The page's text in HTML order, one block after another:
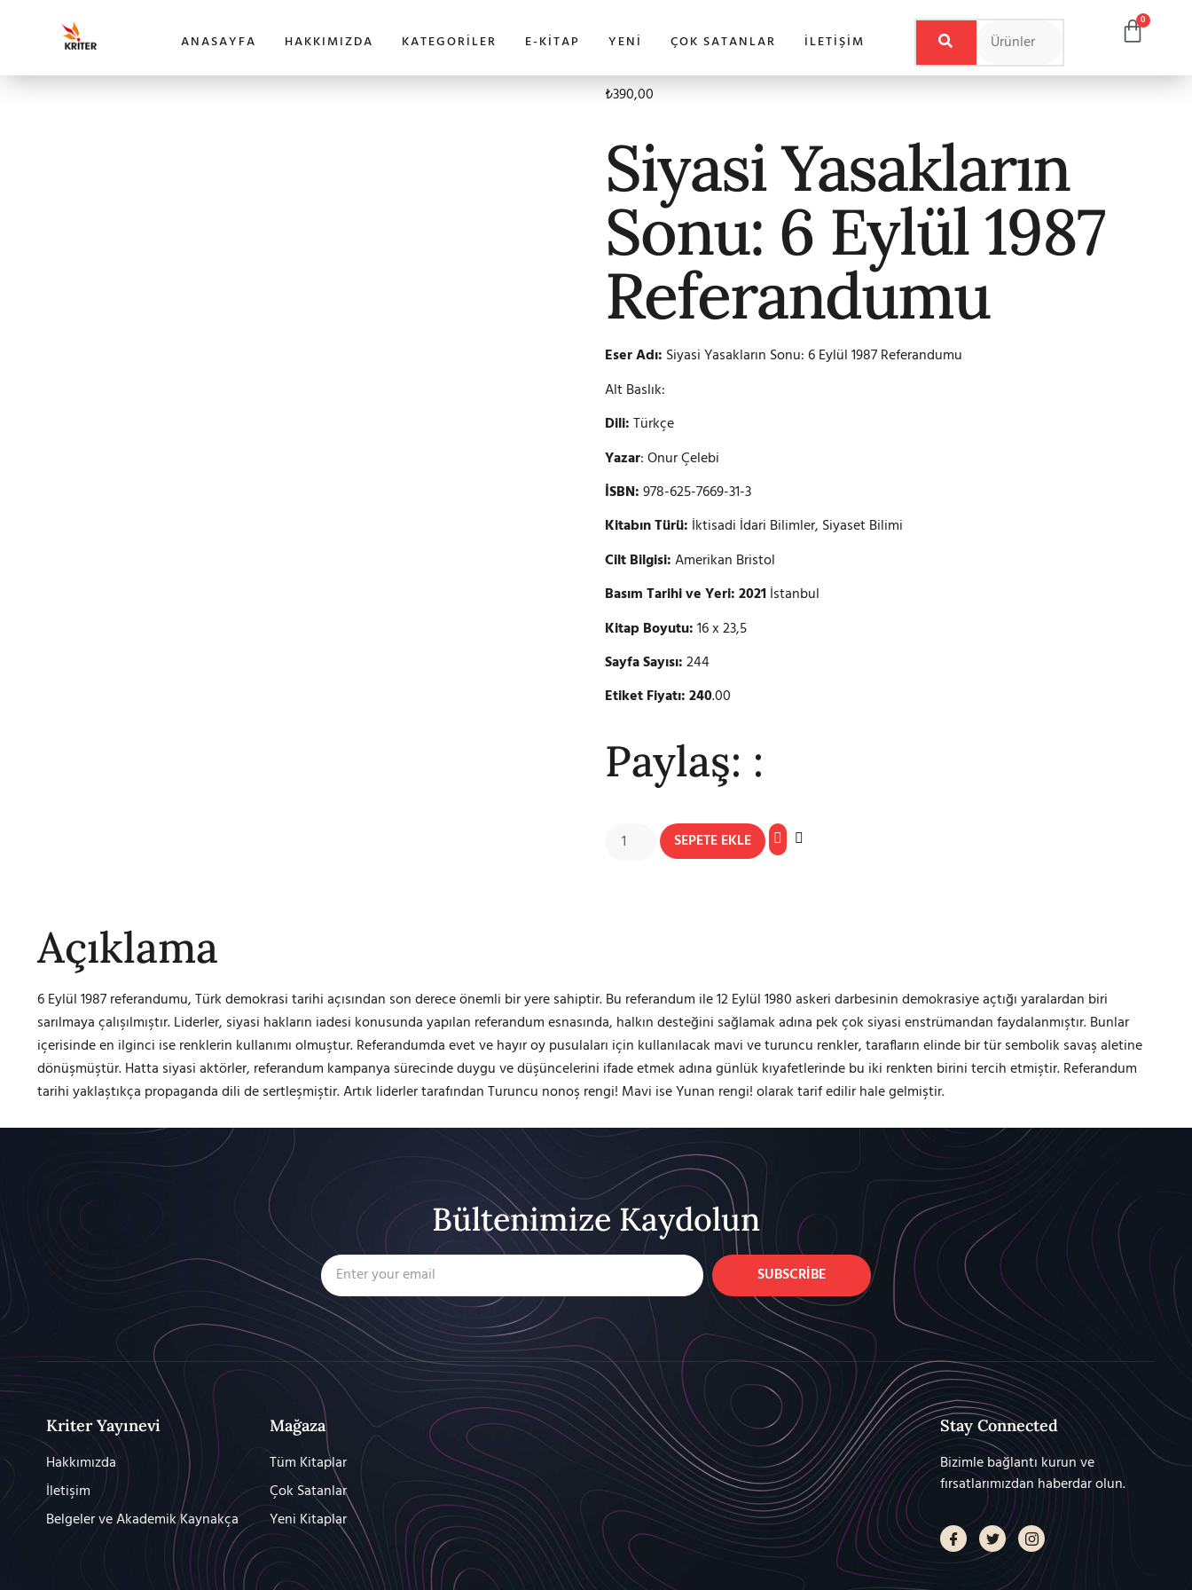
ANASAYFA HAKKIMIZDA KATEGORILER E-KITAP YENI ÇOK SATANLAR İLETIŞIM
0
₺390,00
Siyasi Yasakların
Sonu: 6 Eylül 1987
Referandumu
Eser Adı: Siyasi Yasakların Sonu: 6 Eylül 1987 Referandumu
Alt Baslık:
Dili:Türkçe
Yazar: Onur Çelebi
İSBN:978-625-7669-31-3
Kitabın Türü: İktisadi İdari Bilimler, Siyaset Bilimi
Cilt Bilgisi:Amerikan Bristol
Basım Tarihi ve Yeri: 2021İstanbul
Kitap Boyutu:16 x 23,5
Sayfa Sayısı:244
Etiket Fiyatı: 240.00
Paylaş: :
SEPETE EKLE
Açıklama
6 Eylül 1987 referandumu, Türk demokrasi tarihi açısından son derece önemli bir yere sahiptir. Bu referandum ile 12 Eylül 1980 askeri darbesinin demokrasiye açtığı yaralardan biri
sarılmaya çalışılmıştır. Liderler, siyasi hakların iadesi konusunda yapılan referandum esnasında, halkın desteğini sağlamak adına pek çok siyasi enstrümandan faydalanmıştır. Bunlar
içerisinde en ilginci ise renklerin kullanımı olmuştur. Referandumda evet ve hayır oy pusulaları için kullanılacak mavi ve turuncu renkler, tarafların elinde bir tür sembolik savaş aletine
dönüşmüştür. Hatta siyasi aktörler, referandum kampanya sürecinde duygu ve düşüncelerini ifade etmek adına günlük kıyafetlerinde bu iki renkten birini tercih etmiştir. Referandum
tarihi yaklaştıkça propaganda dili de sertleşmiştir. Artık liderler tarafından Turuncu nonoş rengi! Mavi ise Yunan rengi! olarak tarif edilir hale gelmiştir.
Bültenimize Kaydolun
SUBSCRIBE
Kriter Yayınevi
Hakkımızda
İletişim
Belgeler ve Akademik Kaynakça
Mağaza
Tüm Kitaplar
Çok Satanlar
Yeni Kitaplar
Stay Connected
Bizimle bağlantı kurun ve
fırsatlarımızdan haberdar olun.